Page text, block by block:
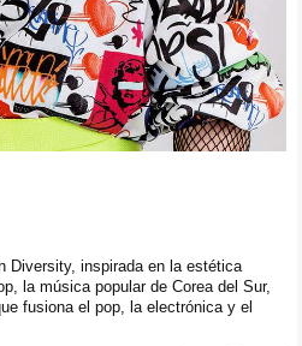
Diversity, inspirada en la estética
la música popular de Corea del Sur,
fusiona el pop, la electrónica y el